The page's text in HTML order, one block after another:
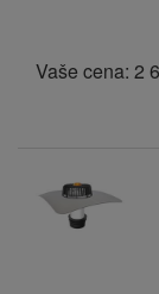
Vaše cena: 2